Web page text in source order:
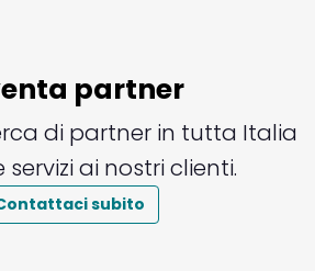
partner
di partner in tutta Italia
servizi ai nostri clienti.
subito